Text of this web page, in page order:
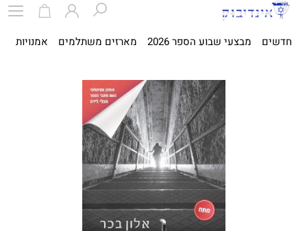
חדשים מבצעי שבוע הספר 2026 מארזים משתלמים אמנויות